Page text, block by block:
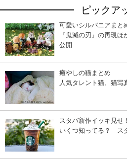
ピックア
可愛いシルバニアまと
『鬼滅の刃』の再現
公開
癒やしの猫まとめ
人気タレント猫、猫
スタバ新作イッキ見せ！
いくつ知ってる？ ス